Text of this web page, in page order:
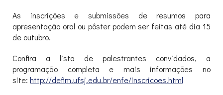
As inscrições e submissões de resumos para
apresentação oral ou pôster podem ser feitas até dia 15
de outubro.
Confira a lista de palestrantes convidados, a
programação completa e mais informações no
site: http://defim.ufsj.edu.br/enfe/inscricoes.html